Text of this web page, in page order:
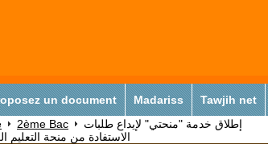
un document Madariss Tawjih net
2ème Bac
إطلاق خدمة "منحتي" لإيداع طلبات
الاستفادة من منحة التعليم